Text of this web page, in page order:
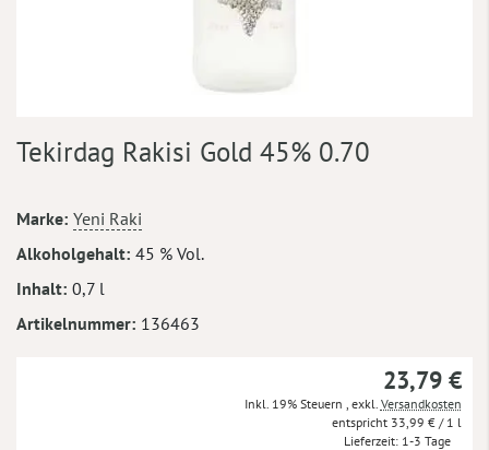
Anfang
springen
Tekirdag Rakisi Gold 45% 0.70
Mehr
Informationen
Marke Yeni Raki
Alkoholgehalt 45 % Vol.
Inhalt 0,7 l
Artikelnummer 136463
23,79 €
Inkl. 19% Steuern exkl. Versandkosten
33,99 € / 1 l
Lieferzeit 1-3 Tage